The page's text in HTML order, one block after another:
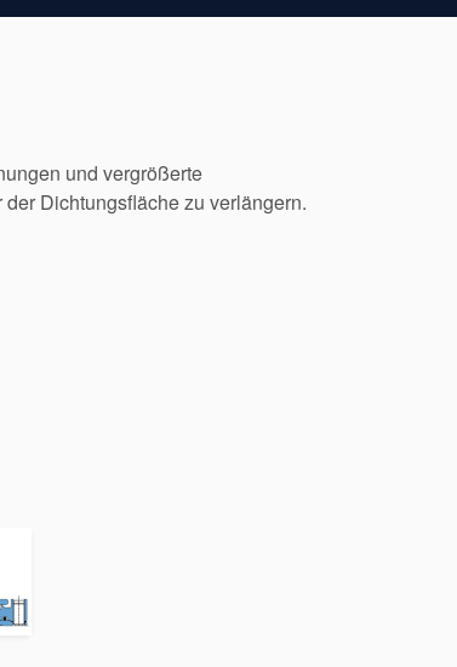
und vergrößerte
Dichtungsfläche zu verlängern.